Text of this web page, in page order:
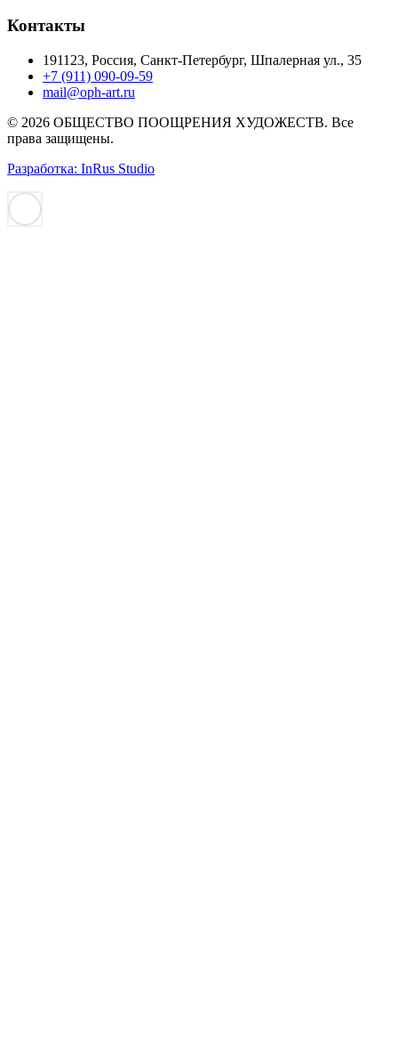
Контакты
191123, Россия, Санкт-Петербург, Шпалерная ул., 35
+7 (911) 090-09-59
mail@oph-art.ru
© 2026 ОБЩЕСТВО ПООЩРЕНИЯ ХУДОЖЕСТВ. Все
права защищены.
Разработка: InRus Studio